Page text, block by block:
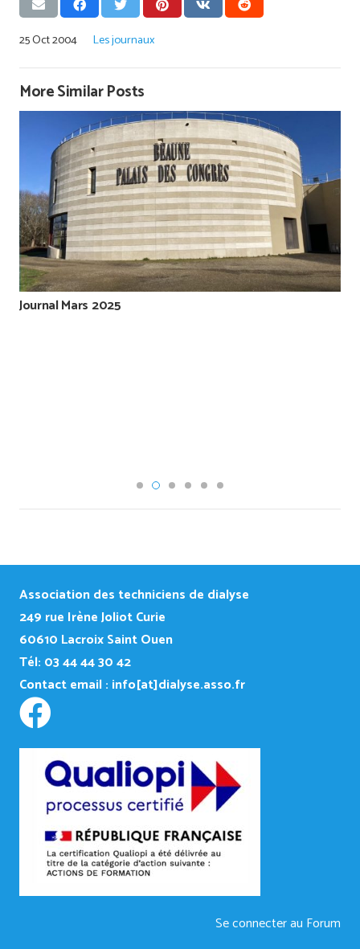
25 Oct 2004 Les journaux
More Similar Posts
Journal Mars 2025
Association des techniciens de dialyse
249 rue Irène Joliot Curie
60610 Lacroix Saint Ouen
Tél: 03 44 44 30 42
Contact email : info[at]dialyse.asso.fr
Se connecter au Forum